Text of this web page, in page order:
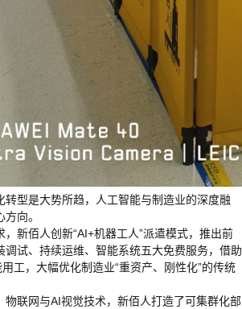
转型是大势所趋，人工智能与制造业的深度融
向。
新佰人创新“AI+机器工人”派遣模式，推出前
调试、持续运维、智能系统五大免费服务，借助
工，大幅优化制造业“重资产、刚性化”的传统
物联网与AI视觉技术，新佰人打造了可集群化部